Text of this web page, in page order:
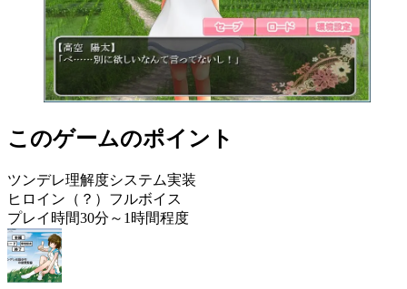
このゲームのポイント
ツンデレ理解度システム実装
ヒロイン（？）フルボイス
プレイ時間30分～1時間程度